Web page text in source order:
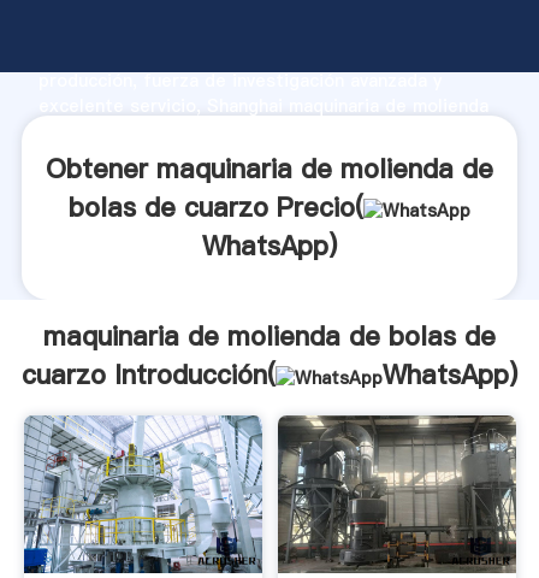
producción, fuerza de investigación avanzada y
valores a todos los clientes.
Obtener maquinaria de molienda de
bolas de cuarzo Precio(
WhatsApp)
maquinaria de molienda de bolas de
cuarzo Introducción(
WhatsApp)